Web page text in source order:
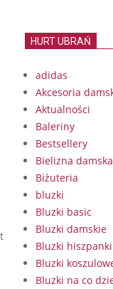
HURT UBRAŃ
adidas
Akcesoria
Aktualności
Baleriny
Bestsellery
Bielizna damska
Biżuteria
bluzki
Bluzki basic
Bluzki damskie
Bluzki hiszpanki
Bluzki
Bluzki na co